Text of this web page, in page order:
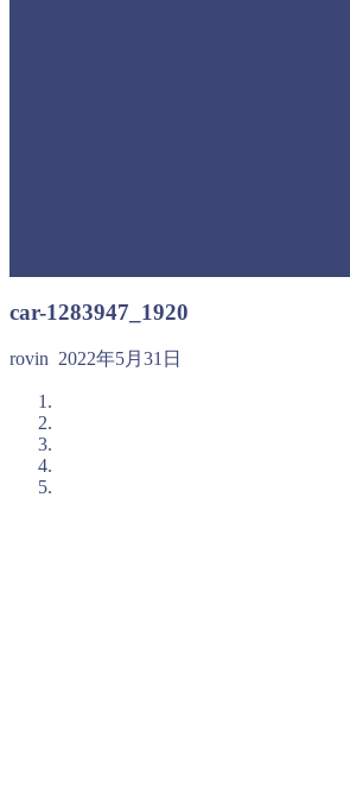
car-1283947_1920
rovin 2022年5月31日